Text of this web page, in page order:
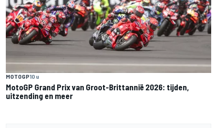
MOTOGP10 u
MotoGP Grand Prix van Groot-Brittannië 2026: tijden,
uitzending en meer